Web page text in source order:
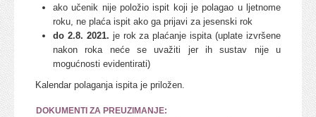
ako učenik nije položio ispit koji je polagao u ljetnome
roku, ne plaća ispit ako ga prijavi za jesenski rok
do 2.8. 2021. je rok za plaćanje ispita (uplate izvršene
nakon roka neće se uvažiti jer ih sustav nije u
mogućnosti evidentirati)
Kalendar polaganja ispita je priložen.
DOKUMENTI ZA PREUZIMANJE: